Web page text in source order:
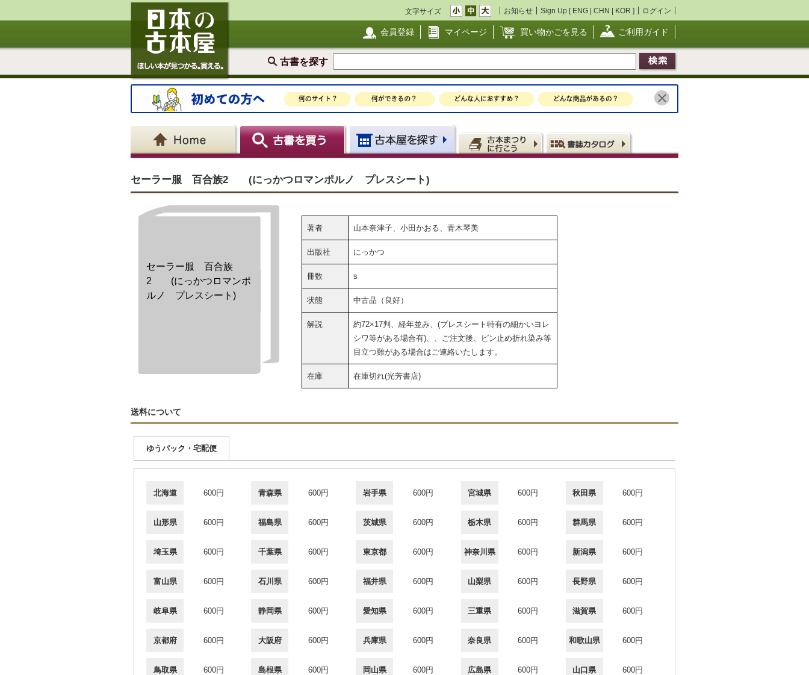
文字サイズ お知らせ Sign Up [ ENG | CHN | KOR ] ログイン
会員登録 マイページ 買い物かごを見る ご利用ガイド
古書を探す
セーラー服 百合族2 (にっかつロマンポルノ プレスシート)
セーラー服 百合族
2 (にっかつロマンポ
ルノ プレスシート)
著者 山本奈津子、小田かおる、青木琴美
出版社 にっかつ
冊数 s
状態 中古品（良好）
解説
約72×17判、経年並み、(プレスシート特有の細かいヨレ
シワ等がある場合有)、、ご注文後、ピン止め折れ染み等
目立つ難がある場合はご連絡いたします。
在庫 在庫切れ(光芳書店)
送料について
ゆうパック・宅配便
北海道 600円 青森県 600円 岩手県 600円 宮城県 600円 秋田県 600円
山形県 600円 福島県 600円 茨城県 600円 栃木県 600円 群馬県 600円
埼玉県 600円 千葉県 600円 東京都 600円 神奈川県 600円 新潟県 600円
富山県 600円 石川県 600円 福井県 600円 山梨県 600円 長野県 600円
岐阜県 600円 静岡県 600円 愛知県 600円 三重県 600円 滋賀県 600円
京都府 600円 大阪府 600円 兵庫県 600円 奈良県 600円 和歌山県 600円
鳥取県 600円 島根県 600円 岡山県 600円 広島県 600円 山口県 600円